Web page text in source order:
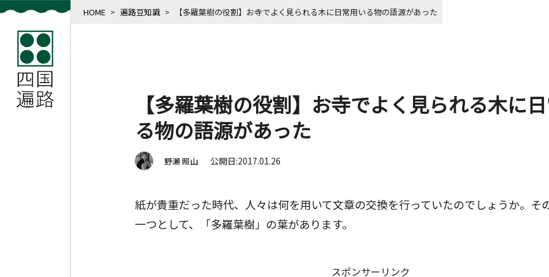
HOME > 遍路豆知識 > 【多羅葉樹の役割】お寺でよく見られる木に日常用いる物の語源があった
【多羅葉樹の役割】お寺でよく見られる木に
る物の語源があった
野瀬 照山 公開日:2017.01.26
紙が貴重だった時代、人々は何を用いて文章の交換を行っていたのでしょうか。そ
一つとして、「多羅葉樹」の葉があります。
スポンサーリンク